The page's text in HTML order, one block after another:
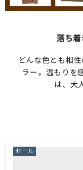
落ち
どんな色とも相
ラー。温もりを
は、大
セール